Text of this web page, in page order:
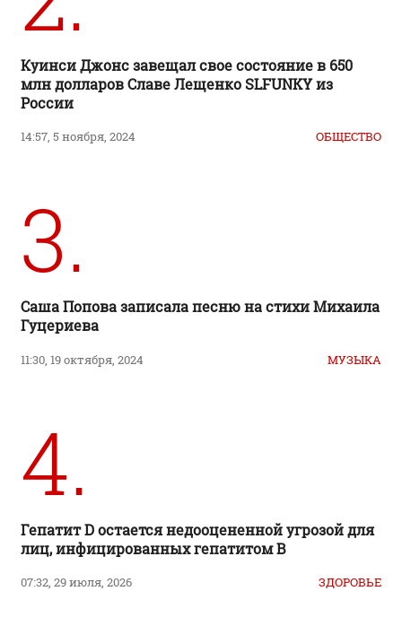
Куинси Джонс завещал свое состояние в 650
млн долларов Славе Лещенко SLFUNKY из
России
14:57, 5 ноября, 2024 ОБЩЕСТВО
3.
Саша Попова записала песню на стихи Михаила
Гуцериева
11:30, 19 октября, 2024 МУЗЫКА
4.
Гепатит D остается недооцененной угрозой для
лиц, инфицированных гепатитом B
07:32, 29 июля, 2026 ЗДОРОВЬЕ